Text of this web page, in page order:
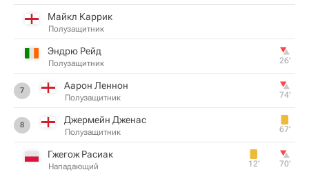
Майкл Каррик
Полузащитник
Эндрю Рейд
Полузащитник 26‎’‎
7 Аарон Леннон
Полузащитник 74‎’‎
8 Джермейн Дженас
Полузащитник 67‎’‎
Гжегож Расиак
Нападающий 12‎’‎ 70‎’‎